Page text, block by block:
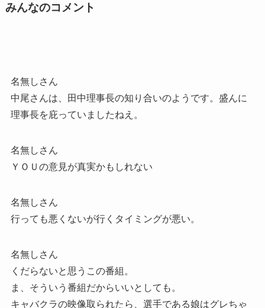
みんなのコメント
名無しさん
中尾さんは、田中理事長の知り合いのようです。盛んに
理事長を庇っていましたねえ。
名無しさん
ＹＯＵの意見が真実かもしれない
名無しさん
行っても悪くないが行くタイミングが悪い。
名無しさん
くだらないと思うこの番組。
ま、そういう番組だからいいとしても。
キャバクラの映像取られたら、選手である娘はグレちゃ